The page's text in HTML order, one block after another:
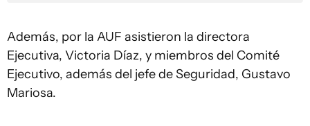
Además, por la AUF asistieron la directora
Ejecutiva, Victoria Díaz, y miembros del Comité
Ejecutivo, además del jefe de Seguridad, Gustavo
Mariosa.